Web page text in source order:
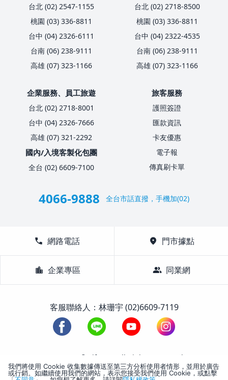
台北 (02) 2547-1155
桃園 (03) 336-8811
台中 (04) 2326-6111
台南 (06) 238-9111
高雄 (07) 323-1166
台北 (02) 2718-8500
桃園 (03) 336-8811
台中 (04) 2322-4535
台南 (06) 238-9111
高雄 (07) 323-1166
企業服務、員工旅遊
台北 (02) 2718-8001
台中 (04) 2326-7666
高雄 (07) 321-2292
國內/入境客製化包團
全台 (02) 6609-7100
旅客服務
護照簽證
匯款資訊
卡友優惠
電子報
傳真刷卡單
4066-9888 全台市話直撥，手機加(02)
call 網路電話 location_on 門市據點
location_city 企業專區 group 同業網
客服聯絡人：林珊宇 (02)6609-7119
1988-2026 © Lifetour All Rights Reserved.
我們將使用 Cookie 收集數據傳送至第三方分析使用者情形，並用於廣告
或行銷。如繼續使用我們的網站，表示您接受我們使用 Cookie，或點擊